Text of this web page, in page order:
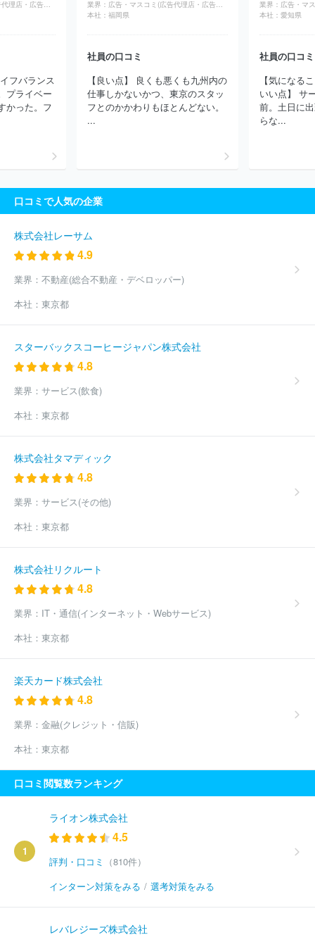
広告・マスコミ(広告代理店・広告制作)
フバランス
プライベー
かった。フ
業界：
広告・マスコミ(広告代理店・広告制作)
本社： 福岡県
社員の口コミ
【良い点】 良くも悪くも九州内の
仕事しかないかつ、東京のスタッ
フとのかかわりもほとんどない。
...
業界：
本社： 愛知県
社員の口コミ
【気になる
いい点】 サ
前。土日に
らな...
口コミで人気の企業
株式会社レーサム
4.9
業界： 不動産(総合不動産・デベロッパー)
本社： 東京都
スターバックスコーヒージャパン株式会社
4.8
業界： サービス(飲食)
本社： 東京都
株式会社タマディック
4.8
業界： サービス(その他)
本社： 東京都
株式会社リクルート
4.8
業界： IT・通信(インターネット・Webサービス)
本社： 東京都
楽天カード株式会社
4.8
業界： 金融(クレジット・信販)
本社： 東京都
口コミ閲覧数ランキング
1
ライオン株式会社
4.5
評判・口コミ
（810件）
インターン対策をみる / 選考対策をみる
レバレジーズ株式会社